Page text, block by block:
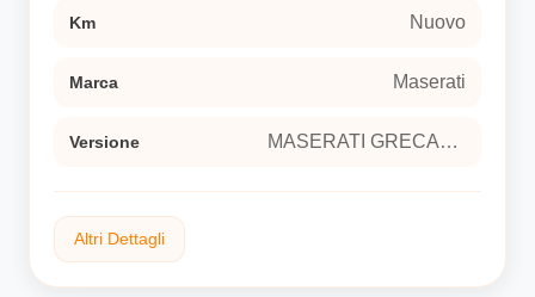
Km Nuovo
Marca Maserati
Versione MASERATI GRECALE 2.0 250cv MHEV Q4 auto Sport utility vehicle 5-door (Euro 6E)
Altri Dettagli